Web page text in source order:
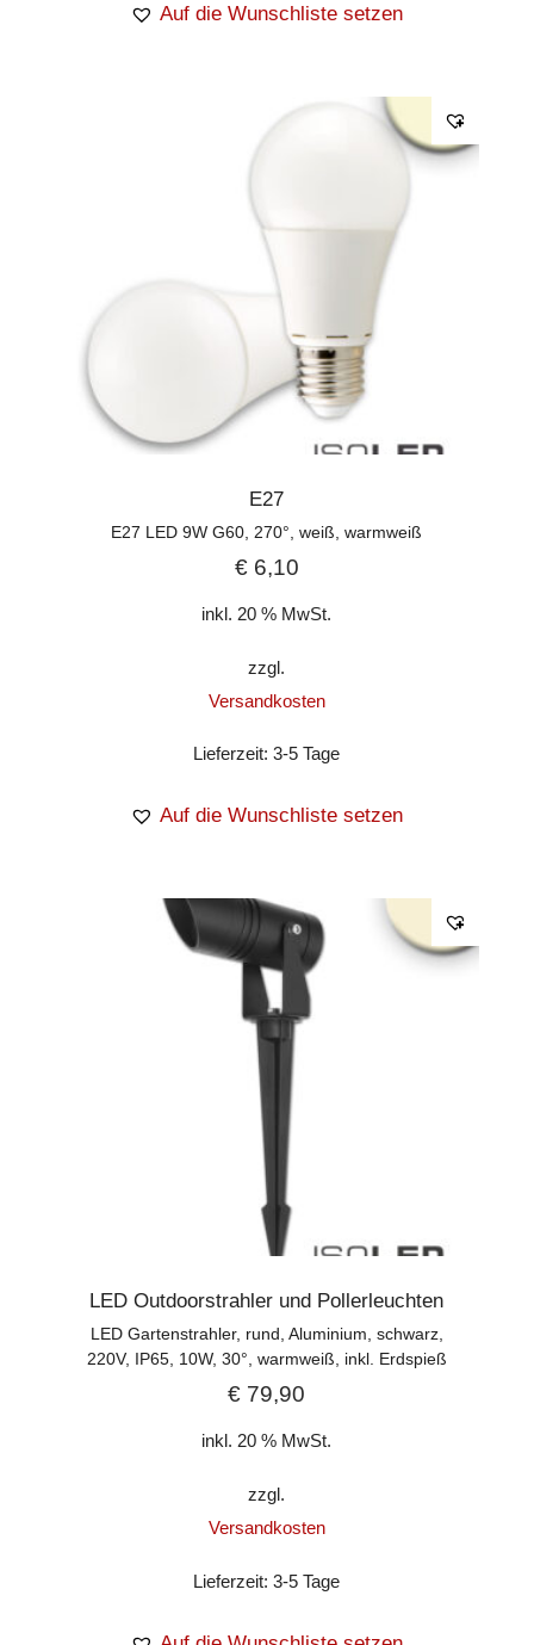
Auf die Wunschliste setzen
E27
E27 LED 9W G60, 270°, weiß, warmweiß
€6,10
inkl. 20 % MwSt.
zzgl.
Versandkosten
Lieferzeit:3-5 Tage
Auf die Wunschliste setzen
LED Outdoorstrahler und Pollerleuchten
LED Gartenstrahler, rund, Aluminium, schwarz,
220V, IP65, 10W, 30°, warmweiß, inkl. Erdspieß
€ 79,90
inkl. 20 % MwSt.
zzgl.
Versandkosten
Lieferzeit:3-5 Tage